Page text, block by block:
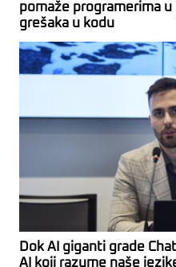
pomaže programerima
grešaka u kodu
Dok AI giganti grade
AI koji razume naše